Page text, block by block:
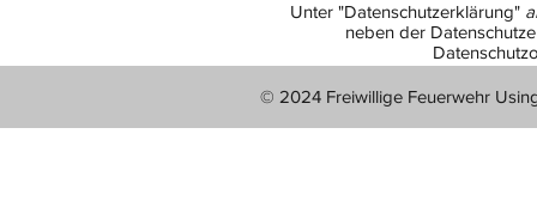
Unter "Datenschutzerklärung"
neben der
© 2024 Freiwillige Feuerwehr